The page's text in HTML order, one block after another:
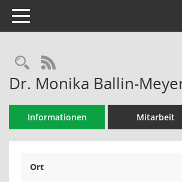
Toggle navigation
Rechercheauswahl
RSS-Feed
Dr. Monika Ballin-
Informationen Mitarbeit
Ort